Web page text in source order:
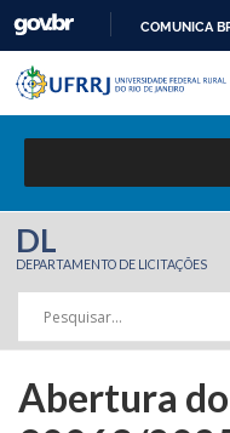
COMUNICA
Pular barra institucional
Barra
DL
DEPARTAMENTO DE LICITAÇÕES
Abertura do